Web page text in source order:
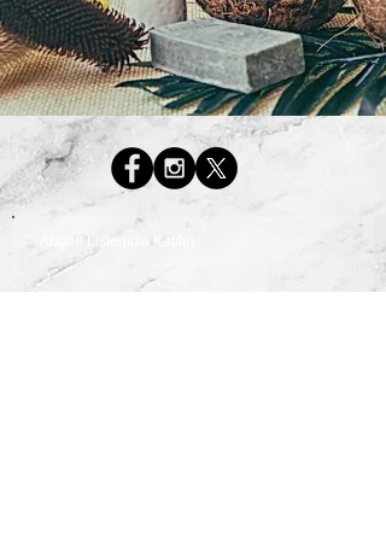
Abone Listemize Katılın